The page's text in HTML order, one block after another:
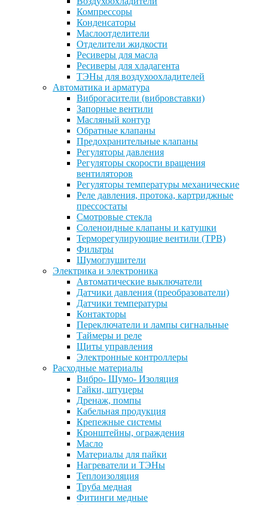
Компрессоры
Конденсаторы
Маслоотделители
Отделители жидкости
Ресиверы для масла
Ресиверы для хладагента
ТЭНы для воздухоохладителей
Автоматика и арматура
Виброгасители (вибровставки)
Запорные вентили
Масляный контур
Обратные клапаны
Предохранительные клапаны
Регуляторы давления
Регуляторы скорости вращения
вентиляторов
Регуляторы температуры механические
Реле давления, протока, картриджные
прессостаты
Смотровые стекла
Соленоидные клапаны и катушки
Терморегулирующие вентили (ТРВ)
Фильтры
Шумоглушители
Электрика и электроника
Автоматические выключатели
Датчики давления (преобразователи)
Датчики температуры
Контакторы
Переключатели и лампы сигнальные
Таймеры и реле
Щиты управления
Электронные контроллеры
Расходные материалы
Вибро- Шумо- Изоляция
Гайки, штуцеры
Дренаж, помпы
Кабельная продукция
Крепежные системы
Кронштейны, ограждения
Масло
Материалы для пайки
Нагреватели и ТЭНы
Теплоизоляция
Труба медная
Фитинги медные